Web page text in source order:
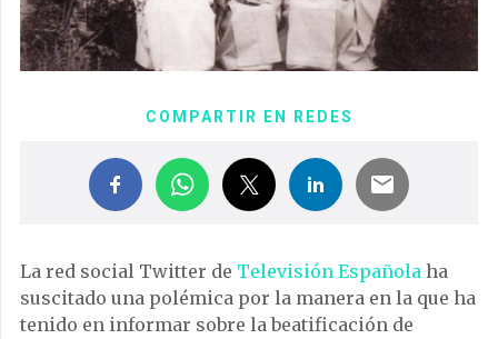
COMPARTIR EN REDES
La red social Twitter de Televisión Española ha
suscitado una polémica por la manera en la que ha
tenido en informar sobre la beatificación de